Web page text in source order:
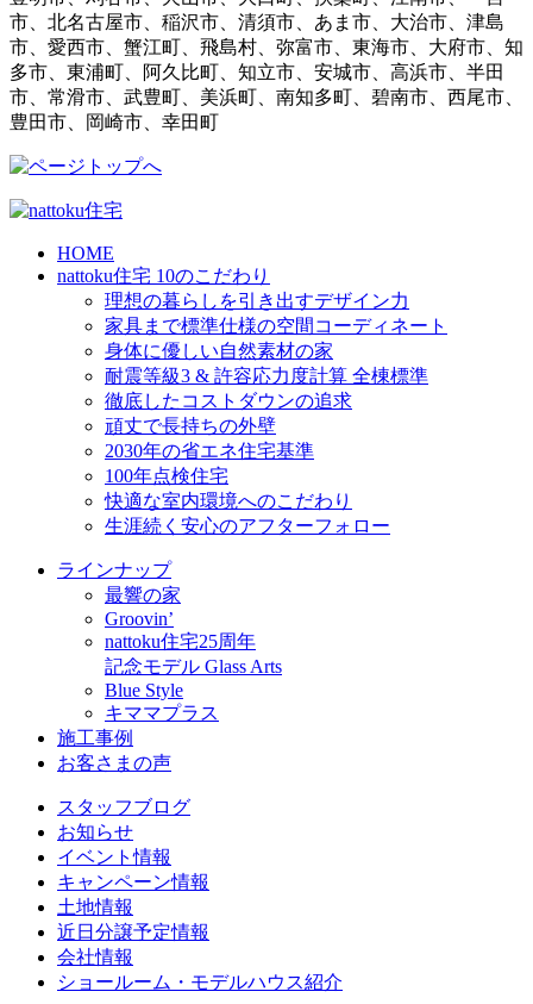
市、北名古屋市、稲沢市、清須市、あま市、大治市、津島
市、愛西市、蟹江町、飛島村、弥富市、東海市、大府市、知
多市、東浦町、阿久比町、知立市、安城市、高浜市、半田
市、常滑市、武豊町、美浜町、南知多町、碧南市、西尾市、
豊田市、岡崎市、幸田町
HOME
nattoku住宅 10のこだわり
理想の暮らしを引き出すデザイン力
家具まで標準仕様の空間コーディネート
身体に優しい自然素材の家
耐震等級3 & 許容応力度計算 全棟標準
徹底したコストダウンの追求
頑丈で長持ちの外壁
2030年の省エネ住宅基準
100年点検住宅
快適な室内環境へのこだわり
生涯続く安心のアフターフォロー
ラインナップ
最響の家
Groovin’
nattoku住宅25周年
記念モデル Glass Arts
Blue Style
キママプラス
施工事例
お客さまの声
スタッフブログ
お知らせ
イベント情報
キャンペーン情報
土地情報
近日分譲予定情報
会社情報
ショールーム・モデルハウス紹介